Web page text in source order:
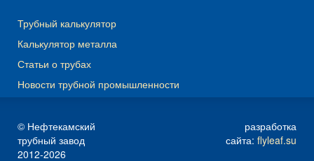
Трубный калькулятор
Калькулятор металла
Статьи о трубах
Новости трубной промышленности
© Нефтекамский
трубный завод
2012-2026
разработка
сайта: flyleaf.su